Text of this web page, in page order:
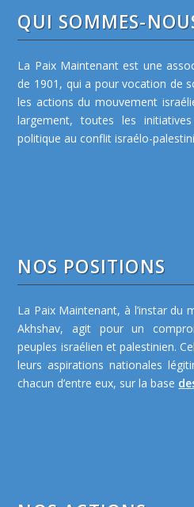
QUI SOMMES-
La Paix Maintenant est une
de 1901, qui a pour vocation de
les actions du mouvement
largement, toutes les
politique au conflit israélo-
NOS POSITIONS
La Paix Maintenant, à l’instar du
Akhshav, agit pour un
peuples israélien et palestinien.
leurs aspirations nationales
chacun d’entre eux, sur la base